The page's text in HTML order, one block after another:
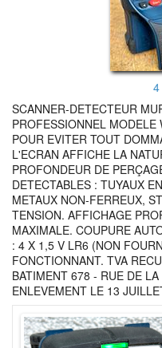
SCANNER-DETECTEUR
PROFESSIONNEL
POUR EVITER TOUT
L'ECRAN AFFICHE LA
PROFONDEUR DE
DETECTABLES : TUYAUX
METAUX NON-FERREUX,
TENSION. AFFICHAGE
MAXIMALE. COUPURE
: 4 X 1,5 V LR6 (NON
FONCTIONNANT. TVA
BATIMENT 678 - RUE DE
ENLEVEMENT LE 13